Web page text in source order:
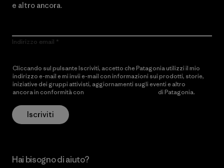
e altro ancora.
Indirizzo email
Cliccando sul pulsante Iscriviti, accetto che Patagonia utilizzi il mio
indirizzo e-mail e mi invii e-mail con informazioni sui prodotti, storie,
iniziative dei gruppi attivisti, aggiornamenti sugli eventi e altro
ancora in conformità con
di Patagonia.
Iscriviti
Hai bisogno di aiuto?